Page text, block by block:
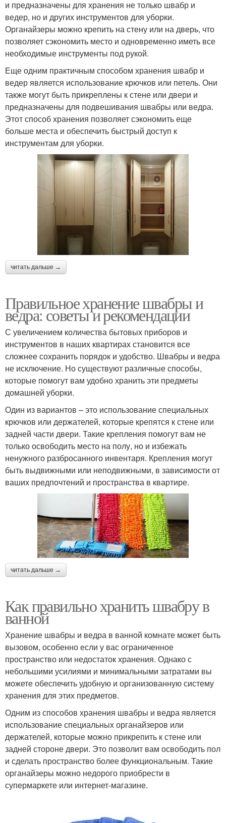
и предназначены для хранения не только швабр и
ведер, но и других инструментов для уборки.
Органайзеры можно крепить на стену или на дверь, что
позволяет сэкономить место и одновременно иметь все
необходимые инструменты под рукой.
Еще одним практичным способом хранения швабр и
ведер является использование крючков или петель. Они
также могут быть прикреплены к стене или двери и
предназначены для подвешивания швабры или ведра.
Этот способ хранения позволяет сэкономить еще
больше места и обеспечить быстрый доступ к
инструментам для уборки.
читать дальше →
Правильное хранение швабры и
ведра: советы и рекомендации
С увеличением количества бытовых приборов и
инструментов в наших квартирах становится все
сложнее сохранить порядок и удобство. Швабры и ведра
не исключение. Но существуют различные способы,
которые помогут вам удобно хранить эти предметы
домашней уборки.
Один из вариантов – это использование специальных
крючков или держателей, которые крепятся к стене или
задней части двери. Такие крепления помогут вам не
только освободить место на полу, но и избежать
ненужного разбросанного инвентаря. Крепления могут
быть выдвижными или неподвижными, в зависимости от
ваших предпочтений и пространства в квартире.
читать дальше →
Как правильно хранить швабру в
ванной
Хранение швабры и ведра в ванной комнате может быть
вызовом, особенно если у вас ограниченное
пространство или недостаток хранения. Однако с
небольшими усилиями и минимальными затратами вы
можете обеспечить удобную и организованную систему
хранения для этих предметов.
Одним из способов хранения швабры и ведра является
использование специальных органайзеров или
держателей, которые можно прикрепить к стене или
задней стороне двери. Это позволит вам освободить пол
и сделать пространство более функциональным. Такие
органайзеры можно недорого приобрести в
супермаркете или интернет-магазине.